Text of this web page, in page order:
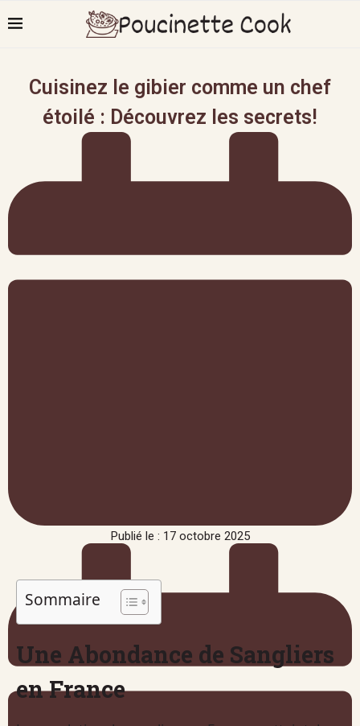
Cuisinez le gibier comme un chef
étoilé : Découvrez les secrets!
Publié le : 17 octobre 2025
Sommaire
Une Abondance de Sangliers
en France